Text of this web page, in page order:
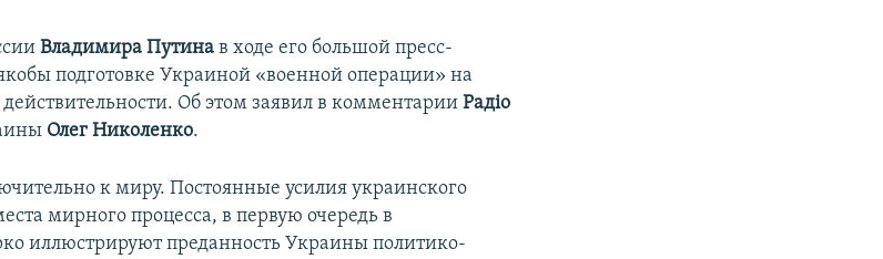
Владимира Путина в ходе его большой пресс-
подготовке Украиной «военной операции» на
действительности. Об этом заявил в комментарииРадіо
Олег Николенко.
к миру. Постоянные усилия украинского
мирного процесса, в первую очередь в
иллюстрируют преданность Украины политико-